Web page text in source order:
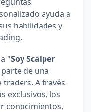
ayuda a
habilidades y
"Soy Scalper
de una
A través
exclusivos, los
conocimientos,